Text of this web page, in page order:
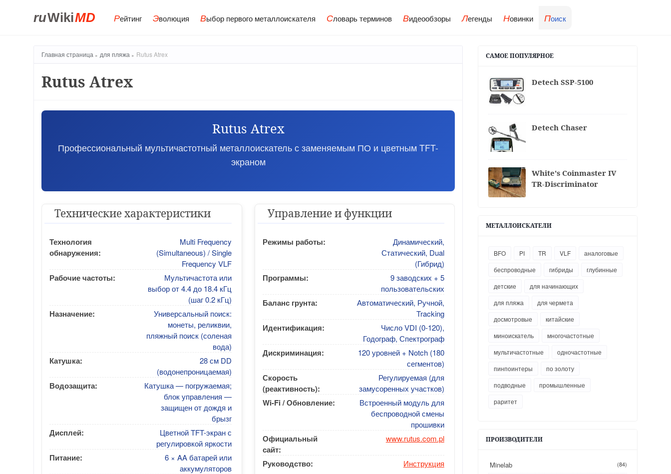
ruWikiMD Рейтинг Эволюция Выбор первого металлоискателя Словарь терминов Видеообзоры Легенды Новинки Поиск
Главная страница для пляжа Rutus Atrex
Rutus Atrex
Rutus Atrex
Профессиональный мультичастотный металлоискатель с заменяемым ПО и цветным TFT-
экраном
Технические характеристики
Технология
обнаружения:
Multi Frequency
(Simultaneous) / Single
Frequency VLF
Рабочие частоты:
Мультичастота или
выбор от 4.4 до 18.4 кГц
(шаг 0.2 кГц)
Назначение:
Универсальный поиск:
монеты, реликвии,
пляжный поиск (соленая
вода)
Катушка:
28 см DD
(водонепроницаемая)
Водозащита:
Катушка — погружаемая;
блок управления —
защищен от дождя и
брызг
Дисплей:
Цветной TFT-экран с
регулировкой яркости
Питание:
6 × AA батарей или
аккумуляторов
Управление и функции
Режимы работы:
Динамический,
Статический, Dual
(Гибрид)
Программы:
9 заводских + 5
пользовательских
Баланс грунта:
Автоматический, Ручной,
Tracking
Идентификация:
Число VDI (0-120),
Годограф, Спектрограф
Дискриминация:
120 уровней + Notch (180
сегментов)
Скорость
(реактивность):
Регулируемая (для
замусоренных участков)
Wi-Fi / Обновление:
Встроенный модуль для
беспроводной смены
прошивки
Официальный
сайт:
www.rutus.com.pl
Руководство: Инструкция
САМОЕ ПОПУЛЯРНОЕ
Detech SSP-5100
Detech Chaser
White's Coinmaster IV
TR-Discriminator
МЕТАЛЛОИСКАТЕЛИ
BFO PI TR VLF
аналоговые
беспроводные
гибриды
глубинные
детские
для начинающих
для пляжа
для чермета
досмотровые
китайские
миноискатель
многочастотные
мультичастотные
одночастотные
пинпоинтеры
по золоту
подводные
промышленные
раритет
ПРОИЗВОДИТЕЛИ
Minelab (84)